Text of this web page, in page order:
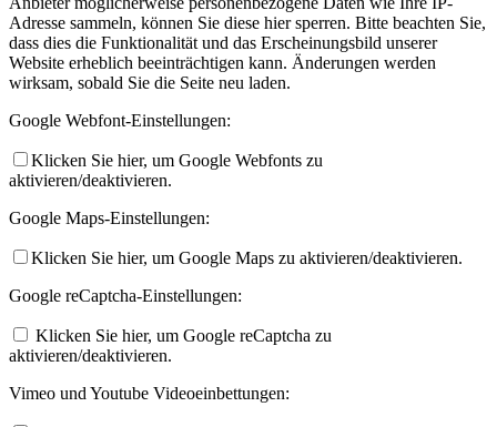
Adresse sammeln, können Sie diese hier sperren. Bitte beachten Sie,
dass dies die Funktionalität und das Erscheinungsbild unserer
Website erheblich beeinträchtigen kann. Änderungen werden
wirksam, sobald Sie die Seite neu laden.
Google Webfont-Einstellungen:
Klicken Sie hier, um Google Webfonts zu
aktivieren/deaktivieren.
Google Maps-Einstellungen:
Klicken Sie hier, um Google Maps zu aktivieren/deaktivieren.
Google reCaptcha-Einstellungen:
Klicken Sie hier, um Google reCaptcha zu
aktivieren/deaktivieren.
Vimeo und Youtube Videoeinbettungen: